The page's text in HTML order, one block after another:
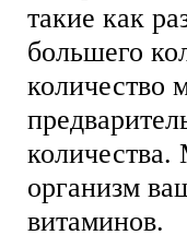
такие как
большего
количество
организм
витаминов.